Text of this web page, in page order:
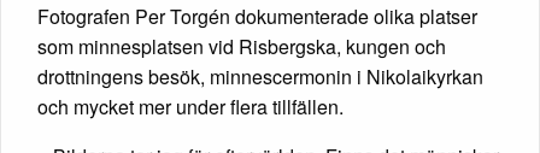
Fotografen Per Torgén dokumenterade olika platser
som minnesplatsen vid Risbergska, kungen och
drottningens besök, minnescermonin i Nikolaikyrkan
och mycket mer under flera tillfällen.